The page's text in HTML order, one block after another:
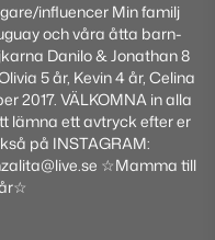
influencer Min familj
och våra åtta barn-
Danilo & Jonathan 8
5 år, Kevin 4 år, Celina
2017. VÄLKOMNA in alla
lämna ett avtryck efter er
på INSTAGRAM:
☆Mamma till